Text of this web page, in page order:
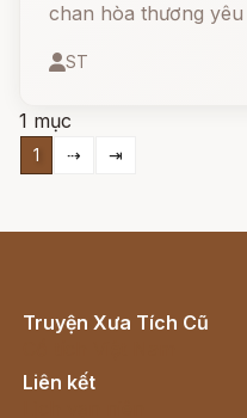
chan hòa thương
mưu toan độc ác
ST
1 mục
1 ⇢ ⇥
Truyện Xưa Tích Cũ
Liên kết